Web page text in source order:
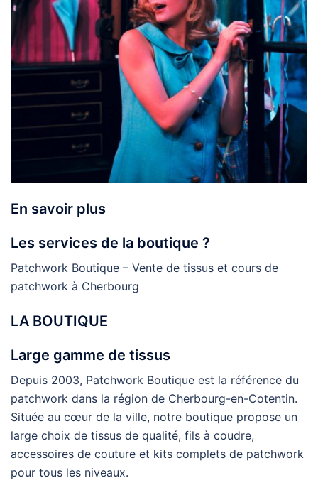
En savoir plus
Les services de la boutique ?
Patchwork Boutique – Vente de tissus et cours de
patchwork à Cherbourg
LA BOUTIQUE
Large gamme de tissus
Depuis 2003, Patchwork Boutique est la référence du
patchwork dans la région de Cherbourg-en-Cotentin.
Située au cœur de la ville, notre boutique propose un
large choix de tissus de qualité, fils à coudre,
accessoires de couture et kits complets de patchwork
pour tous les niveaux.